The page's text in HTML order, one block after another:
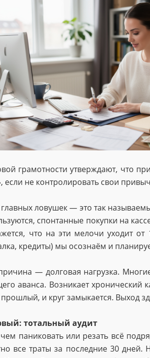
грамотности утверждают, что
если не контролировать свои
ловушек — это так
спонтанные покупки на
что на эти мелочи уходит от
кредиты) мы осознаём и
— долговая нагрузка.
аванса. Возникает
и круг замыкается. Выход
тотальный аудит
паниковать или резать всё
все траты за последние 30